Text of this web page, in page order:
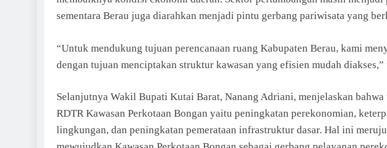
sementara Berau juga diarahkan menjadi pintu gerbang pariwisata yang
“Untuk mendukung tujuan perencanaan ruang Kabupaten Berau, kami
dengan tujuan menciptakan struktur kawasan yang efisien mudah diakses,”
Selanjutnya Wakil Bupati Kutai Barat, Nanang Adriani, menjelaskan
RDTR Kawasan Perkotaan Bongan yaitu peningkatan perekonomian,
lingkungan, dan peningkatan pemerataan infrastruktur dasar. Hal ini